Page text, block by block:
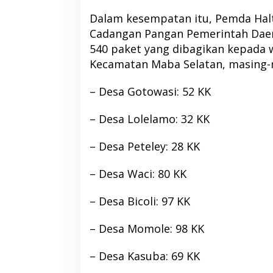
Dalam kesempatan itu, Pemda
Cadangan Pangan Pemerintah
540 paket yang dibagikan kepada
Kecamatan Maba Selatan,
– Desa Gotowasi: 52 KK
– Desa Lolelamo: 32 KK
– Desa Peteley: 28 KK
– Desa Waci: 80 KK
– Desa Bicoli: 97 KK
– Desa Momole: 98 KK
– Desa Kasuba: 69 KK
Bupati Morotai Hadiri Musda Golkar
Sinergi Pembangunan
| 12 April 2026
Masa Sanksi MKD
Di Berita, Nasional, Politik